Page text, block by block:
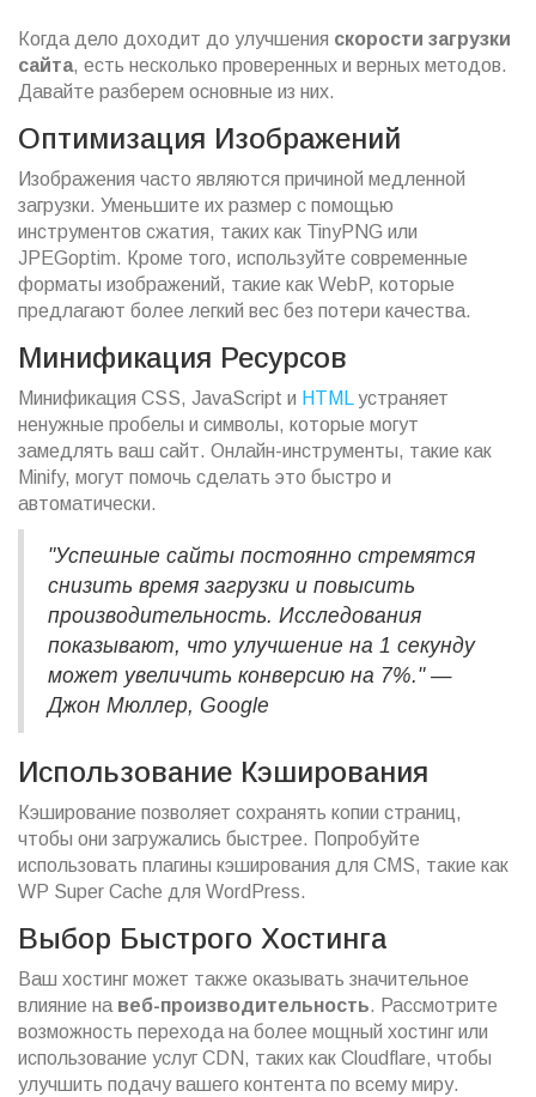
Когда дело доходит до улучшения скорости загрузки
сайта, есть несколько проверенных и верных методов.
Давайте разберем основные из них.
Оптимизация Изображений
Изображения часто являются причиной медленной
загрузки. Уменьшите их размер с помощью
инструментов сжатия, таких как TinyPNG или
JPEGoptim. Кроме того, используйте современные
форматы изображений, такие как WebP, которые
предлагают более легкий вес без потери качества.
Минификация Ресурсов
Минификация CSS, JavaScript и HTML
устраняет
ненужные пробелы и символы, которые могут
замедлять ваш сайт. Онлайн-инструменты, такие как
Minify, могут помочь сделать это быстро и
автоматически.
"Успешные сайты постоянно стремятся
снизить время загрузки и повысить
производительность. Исследования
показывают, что улучшение на 1 секунду
может увеличить конверсию на 7%." —
Джон Мюллер, Google
Использование Кэширования
Кэширование позволяет сохранять копии страниц,
чтобы они загружались быстрее. Попробуйте
использовать плагины кэширования для CMS, такие как
WP Super Cache для WordPress.
Выбор Быстрого Хостинга
Ваш хостинг может также оказывать значительное
влияние на веб-производительность. Рассмотрите
возможность перехода на более мощный хостинг или
использование услуг CDN, таких как Cloudflare, чтобы
улучшить подачу вашего контента по всему миру.